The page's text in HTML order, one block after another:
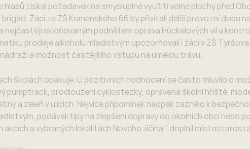
hlasů získal požadavek na smysluplné využití volné plochy před
Žáci ze ZŠ Komenského 66 by přivítali delší provozní dobu
nejčastěji skloňovaným podnětem oprava Hückelových vil a
prodeje alkoholu mladistvým upozorňovali i žáci v ZŠ
a možnost častějšího vstupu na umělou trávu.
školách opakuje. U pozitivních hodnocení se často mluvilo o
pumptrack, prodloužení cyklostezky, opravená školní hřiště,
a zeleň v ulicích. Nejvíce připomínek naopak zaznělo k
podávali tipy na zlepšení dopravy do okolních obcí nebo
a vybraných lokalitách Nového Jičína,“ doplnil